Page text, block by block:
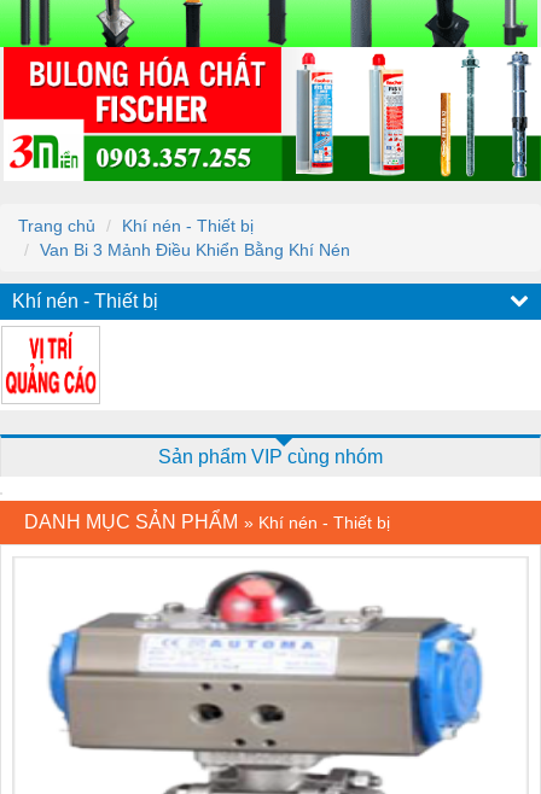
Trang chủ
Khí nén - Thiết bị
Van Bi 3 Mảnh Điều Khiển Bằng Khí Nén
Khí nén - Thiết bị
Sản phẩm VIP cùng nhóm
DANH MỤC SẢN PHẨM » Khí nén - Thiết bị